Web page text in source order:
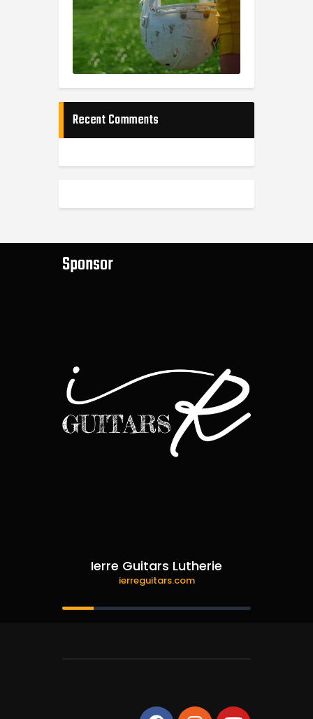
Recent Comments
Sponsor
Ierre Guitars Lutherie
ierreguitars.com